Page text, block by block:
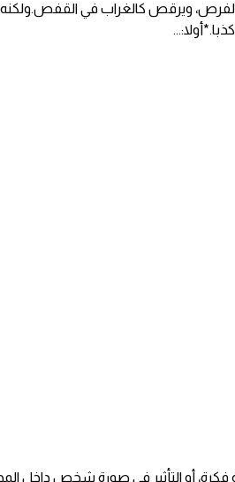
ويرقص كالغراب في القفص.ولكنه
...
فكرة، أو التأثير في صورة شخص داخل